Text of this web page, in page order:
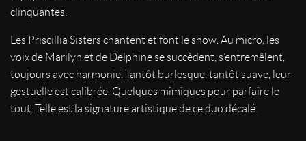
clinquantes.
Les Priscillia Sisters chantent et font le show. Au micro, les
voix de Marilyn et de Delphine se succèdent, s’entremêlent,
toujours avec harmonie. Tantôt burlesque, tantôt suave, leur
gestuelle est calibrée. Quelques mimiques pour parfaire le
tout. Telle est la signature artistique de ce duo décalé.